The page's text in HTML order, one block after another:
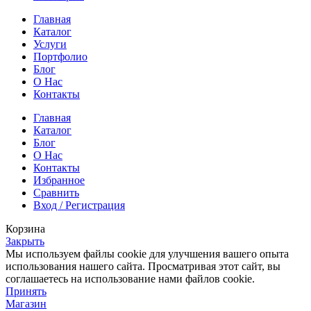
Главная
Каталог
Услуги
Портфолио
Блог
О Нас
Контакты
Главная
Каталог
Блог
О Нас
Контакты
Избранное
Сравнить
Вход / Регистрация
Корзина
Закрыть
Мы используем файлы cookie для улучшения вашего опыта
использования нашего сайта. Просматривая этот сайт, вы
соглашаетесь на использование нами файлов cookie.
Принять
Магазин